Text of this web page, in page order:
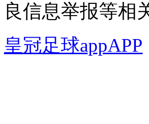
良信息举报等相
皇冠足球appAPP